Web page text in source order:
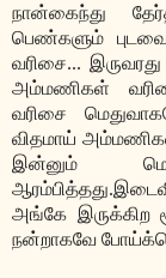
நான்கைந்து
பெண்களும்
வரிசை...
அம்மணிகள்
வரிசை
விதமாய்
இன்னும்
அங்கே இருக்கிற
நன்றாகவே